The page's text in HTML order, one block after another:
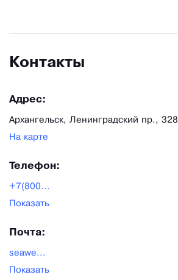
Контакты
Адрес:
Архангельск, Ленинградский пр., 328
На карте
Телефон:
+7(800...
Показать
Почта:
seawe...
Показать